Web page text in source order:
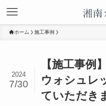
ホーム 施工事例
【施工事例
ウォシュレ
ていただき
2024
7/30